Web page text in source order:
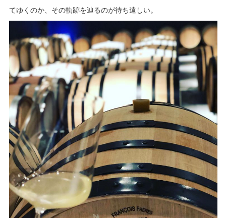
てゆくのか、その軌跡を辿るのが待ち遠しい。